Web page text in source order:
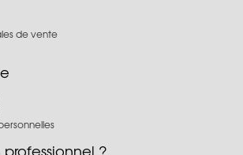
de vente
?